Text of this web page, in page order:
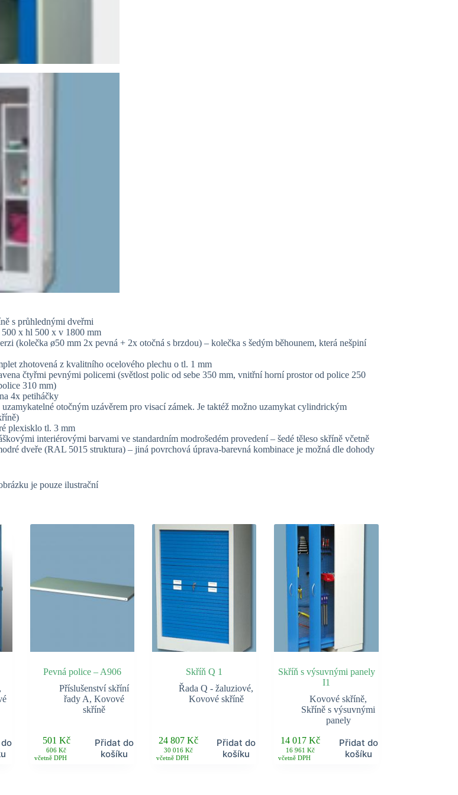
s průhlednými dveřmi
500 x hl 500 x v 1800 mm
(kolečka ø50 mm 2x pevná + 2x otočná s brzdou) – kolečka s šedým běhounem, která nešpiní
zhotovená z kvalitního ocelového plechu o tl. 1 mm
čtyřmi pevnými policemi (světlost polic od sebe 350 mm, vnitřní horní prostor od police 250
310 mm)
4x petiháčky
uzamykatelné otočným uzávěrem pro visací zámek. Je taktéž možno uzamykat cylindrickým
plexisklo tl. 3 mm
interiérovými barvami ve standardním modrošedém provedení – šedé těleso skříně včetně
dveře (RAL 5015 struktura) – jiná povrchová úprava-barevná kombinace je možná dle dohody
je pouze ilustrační
do
Pevná police – A906
Příslušenství skříní
řady A,Kovové
skříně
501 Kč
606Kč
včetně DPH
Přidat do
košíku
Skříň Q 1
Řada Q - žaluziové,
Kovové skříně
24 807 Kč
30 016 Kč
včetně DPH
Přidat do
košíku
Skříň s výsuvnými panely
I1
Kovové skříně,
Skříně s výsuvnými
panely
14 017 Kč
16 961 Kč
včetně DPH
Přidat do
košíku